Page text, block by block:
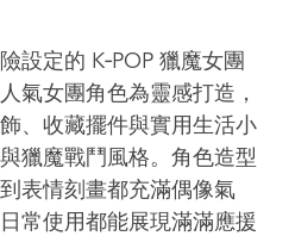
設定的 K‑POP 獵魔女團
氣女團角色為靈感打造，
、收藏擺件與實用生活小
獵魔戰鬥風格。角色造型
表情刻畫都充滿偶像氣
常使用都能展現滿滿應援